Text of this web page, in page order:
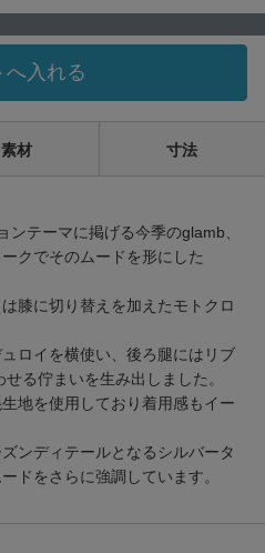
へ入れる
素材 寸法
ンテーマに掲げる今季のglamb、
クでそのムードを形にした
膝に切り替えを加えたモトクロ
ロイを横使い、後ろ腿にはリブ
る佇まいを生み出しました。
地を使用しており着用感もイー
ンディテールとなるシルバータ
ドをさらに強調しています。